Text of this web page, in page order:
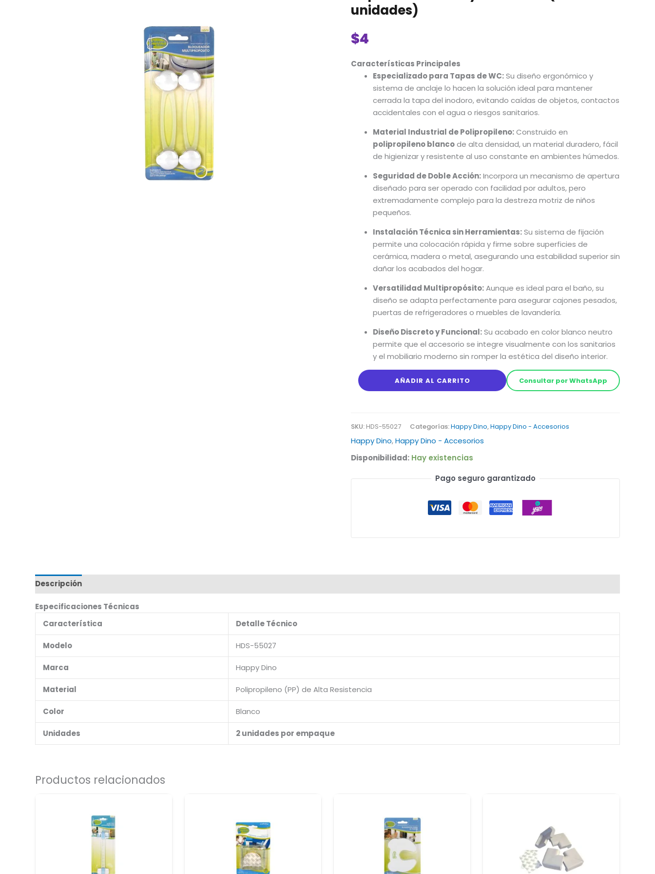
Happy Dino,Happy Dino - Accesorios
unidades)
$4
Características Principales
Especializado para Tapas de WC:Su diseño ergonómico y
sistema de anclaje lo hacen la solución ideal para mantener
cerrada la tapa del inodoro, evitando caídas de objetos, contactos
accidentales con el agua o riesgos sanitarios.
Material Industrial de Polipropileno:Construido en
polipropileno blancode alta densidad, un material duradero, fácil
de higienizar y resistente al uso constante en ambientes húmedos.
Seguridad de Doble Acción:Incorpora un mecanismo de apertura
diseñado para ser operado con facilidad por adultos, pero
extremadamente complejo para la destreza motriz de niños
pequeños.
Instalación Técnica sin Herramientas:Su sistema de fijación
permite una colocación rápida y firme sobre superficies de
cerámica, madera o metal, asegurando una estabilidad superior sin
dañar los acabados del hogar.
Versatilidad Multipropósito:Aunque es ideal para el baño, su
diseño se adapta perfectamente para asegurar cajones pesados,
puertas de refrigeradores o muebles de lavandería.
Diseño Discreto y Funcional:Su acabado en color blanco neutro
permite que el accesorio se integre visualmente con los sanitarios
y el mobiliario moderno sin romper la estética del diseño interior.
Disponibilidad: Hay existencias
de
Seguridad
Happy
Ideal
para
Tapas
Inodoro
Mobiliario
unidades)
AÑADIR AL CARRITO Consultar por WhatsApp
SKU: HDS-55027 Categorías:Happy Dino,Happy Dino - Accesorios
Pago seguro garantizado
Descripción
Especificaciones Técnicas
Característica
Detalle Técnico
Modelo HDS-55027
Marca Happy Dino
Material Polipropileno (PP) de Alta Resistencia
Color Blanco
Unidades 2 unidades por empaque
Productos relacionados